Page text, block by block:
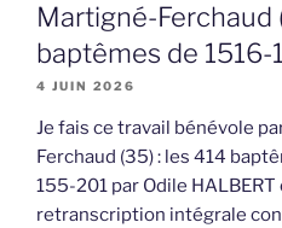
Martigné-Ferchaud
baptêmes de 1516-
4 JUIN 2026
Je fais ce travail bénévole
Ferchaud (35) : les 414
155-201 par Odile
retranscription intégrale